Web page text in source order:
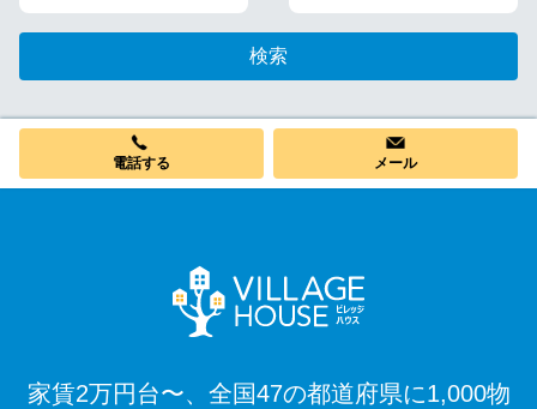
検索
電話する メール
家賃2万円台〜、全国47の都道府県に1,000物